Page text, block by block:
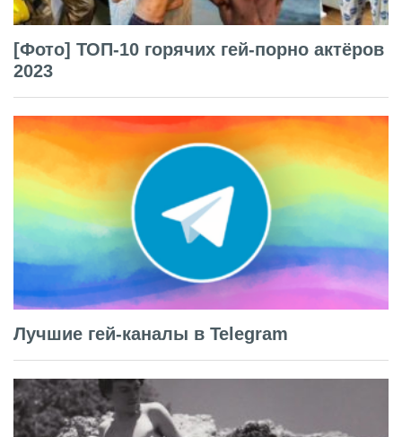
[Фото] ТОП-10 горячих гей-порно актёров
2023
Лучшие гей-каналы в Telegram